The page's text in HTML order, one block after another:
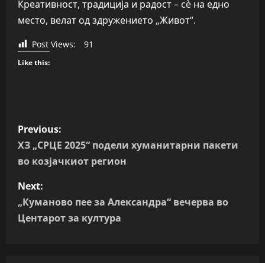
Креативност, традиција и радост – сè на едно
место, велат од здружението „Живот“.
Post Views: 91
Like this:
P
o
t
n
Previous:
ХЗ „СРЦЕ 2025“ подели хуманитарни пакети
во козјачкиот регион
Next:
„Куманово пее за Александра“ вечерва во
Центарот за култура